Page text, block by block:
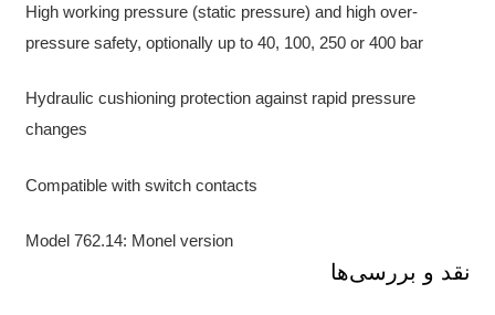
High working pressure (static pressure) and high over-
pressure safety, optionally up to 40, 100, 250 or 400 bar
Hydraulic cushioning protection against rapid pressure
changes
Compatible with switch contacts
Model 762.14: Monel version
نقد و بررسی‌ها